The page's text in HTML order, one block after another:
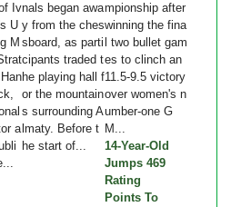
Iv
U
M
a
nals began awa
y from the ches
sboard, as parti
cipants traded t
he playing hall f
or the mountain
s surrounding A
lmaty. Before t
he start of...
mpionship after
winning the fina
l two bullet gam
es to clinch an
11.5-9.5 victory
over women's n
umber-one G
M...
14-Year-Old
Jumps 469
Rating
Points To